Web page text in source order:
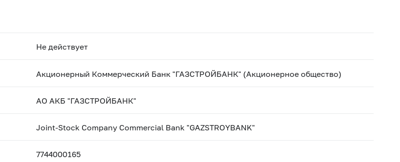
Не действует
Акционерный Коммерческий Банк "ГАЗСТРОЙБАНК" (Акционерное общество)
АО АКБ "ГАЗСТРОЙБАНК"
Joint-Stock Company Commercial Bank "GAZSTROYBANK"
7744000165